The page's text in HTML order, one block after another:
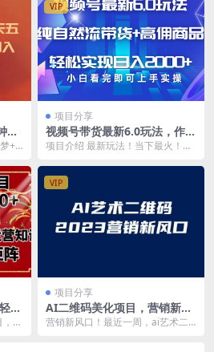
，
+A
VIP
项目分享
视频号带货最新6.0玩法，作品
制作简单，当天起号，复制粘
2000+
项目介绍 最新玩法！当下最火！简
橱窗带货，复制粘...
松
小
VIP
项目分享
AI二维码美化项目，营销新风
口，亲测一天1000＋，小白可
营销新风口！最近一周，ai艺术二